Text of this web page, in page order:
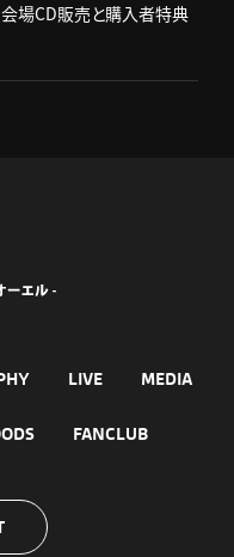
場CD販売と購入者特典
LIVE MEDIA
FANCLUB